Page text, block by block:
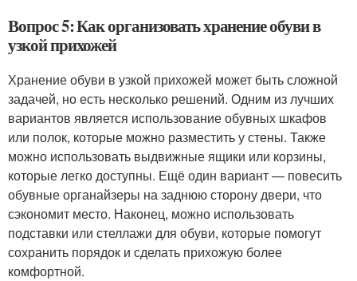
Вопрос 5: Как организовать хранение обуви в
узкой прихожей
Хранение обуви в узкой прихожей может быть сложной
задачей, но есть несколько решений. Одним из лучших
вариантов является использование обувных шкафов
или полок, которые можно разместить у стены. Также
можно использовать выдвижные ящики или корзины,
которые легко доступны. Ещё один вариант — повесить
обувные органайзеры на заднюю сторону двери, что
сэкономит место. Наконец, можно использовать
подставки или стеллажи для обуви, которые помогут
сохранить порядок и сделать прихожую более
комфортной.